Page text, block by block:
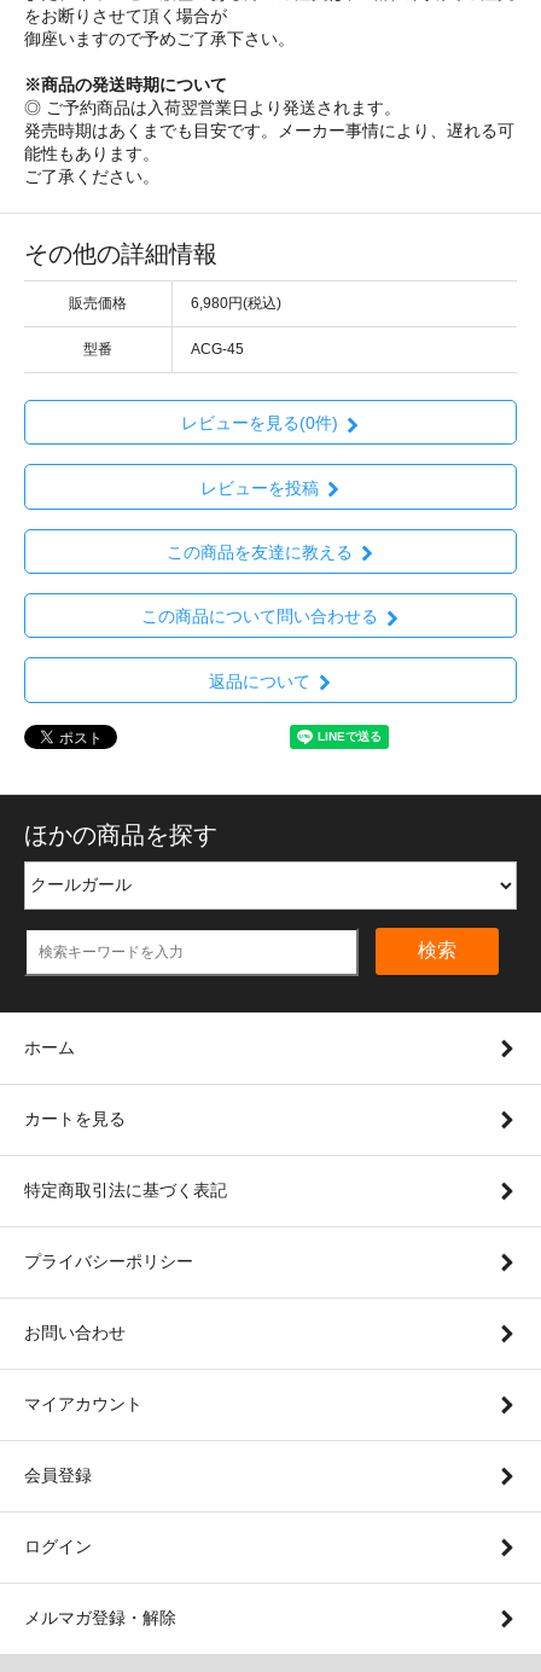
をお断りさせて頂く場合が
御座いますので予めご了承下さい。
※商品の発送時期について
◎ ご予約商品は入荷翌営業日より発送されます。
発売時期はあくまでも目安です。メーカー事情により、遅れる可
能性もあります。
ご了承ください。
その他の詳細情報
販売価格 6,980円(税込)
型番 ACG-45
レビューを見る(0件)
レビューを投稿
この商品を友達に教える
この商品について問い合わせる
返品について
ほかの商品を探す
検索
ホーム
カートを見る
特定商取引法に基づく表記
プライバシーポリシー
お問い合わせ
マイアカウント
会員登録
ログイン
メルマガ登録・解除